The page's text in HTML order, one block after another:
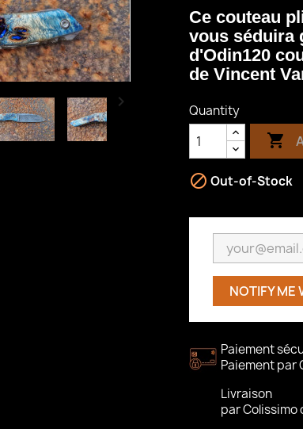

Ce couteau
vous séduira
d'Odin120
de Vincent
Quantity

 Out-of-Stock
NOTIFY ME
Paiement
Paiement par
Livraison
par Colissimo